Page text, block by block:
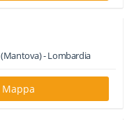
(Mantova) -Lombardia
Mappa